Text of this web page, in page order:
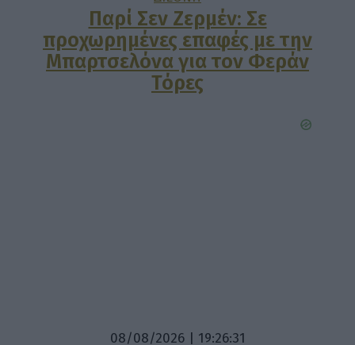
Παρί Σεν Ζερμέν: Σε
προχωρημένες επαφές με την
Μπαρτσελόνα για τον Φεράν
Τόρες
08/08/2026 | 19:26:31